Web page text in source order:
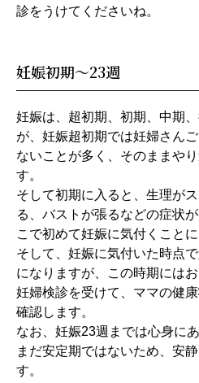
診をうけてくださいね。
妊娠初期～23週
妊娠は、超初期、初期、中期
が、妊娠超初期では妊婦さん
ないことが多く、そのままや
す。
そして初期に入ると、生理が
る、バストが張るなどの症状
こで初めて妊娠に気付くことに
そして、妊娠に気付いた時点
になりますが、この時期には
妊婦検診を受けて、ママの健
確認します。
なお、妊娠23週までは心身に
まだ安定期ではないため、安
す。